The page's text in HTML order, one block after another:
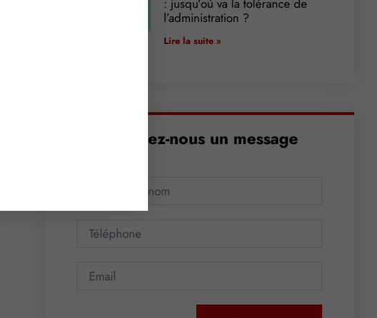
: jusqu’où va la tolérance de
l’administration ?
Lire la suite »
Envoyez-nous un message